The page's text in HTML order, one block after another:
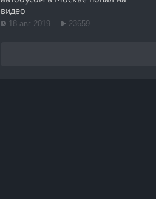
видео
18 авг 2019 23659